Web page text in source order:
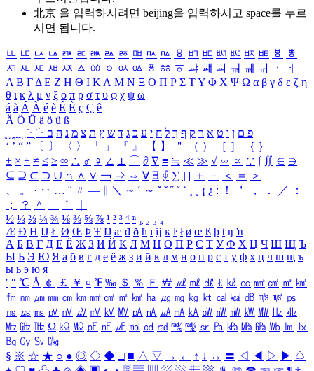
北京 을 입력하시려면 beijing을 입력하시고 space를 누르
시면 됩니다.
ㅥ ㅦ ㅧ ㅨ ㅩ ㅪ ㅫ ㅬ ㅭ ㅮ ㅯ ㅰ ㅱ ㅲ ㅳ ㅴ ㅵ ㅶ ㅷ ㅸ
ㅹ
ㅺ ㅻ ㅼ ㅽ ㅾ ㅿ ㆀ ㆁ ㆂ ㆃ ㆄ ㆅ ㆆ ㆇ ㆈ ㆉ ㆊ ㆋ ㆌ ㆍ
ㆎ
Α Β ΓΔ Ε Ζ Η Θ Ι ΚΛ Μ Ν Ξ Ο Π Ρ Σ ΤΥ Φ Χ Ψ Ω α β γ δ ε ζ η
θ ι κ λ μ ν ξ ο π ρ σ τ υ φ χ ψ ω
á à Á À é è É È ç Ç ê
Ä Ö Ü ä ö ü ß
ִֶֹ ֻּ ׁׂ פ ם ן ו ט א ר ק ף ך ל ח י ע כ ג ד ש ץ ת צ מ נ ה ב
‘ ’ “ ” 〔 〕 〈 〉 「 」 『 』 【 】 ＂ （ ） ［ ］ ｛ ｝
± × ÷ ≠ ≤ ≥ ∞ ∴ ♂ ♀ ∠ ⊥ ⌒ ∂ ∇ ≡ ≒ ≪ ≫ √ ∽ ∝ ∵ ∫ ∬ ∈ ∋
⊆ ⊇ ⊂ ⊃ ∪ ∩ ∧ ∨ ￢ ⇒ ⇔ ∀ ∃ ∮ ∑ ∏ ＋ － ＜ ＝
＞
、
。 · ‥ … ¨ 〃 ― ＼ ∼ ´ ～ ˇ ˘ ˝ ˚ ˙ ¸ ¡ ¿ ː ！ ＇ ， ． ／
：
；
？ ＾ ｀
½ ⅓ ⅔ ¼ ¾ ⅛ ⅜ ⅝ ⅞ ¹ ² ³ ⁴ ⁿ ₁ ₂ ₃ ₄
Æ Ð Ħ Ĳ Ł Ø Œ Þ Ŧ Ŋ æ đ ð ħ ı ĳ ĸ ŀ ł ø œ ß þ ŧ ŋ ŉ
А Б В Г Д Е Ё Ж З И Й К Л М Н О П Р С Т У Ф Х Ц Ч Ш Щ Ъ
Ы Ь Э Ю Я а б в г д е ё ж з и й к л м н о п р с т у ф х ц ч ш щ ъ
ы ь э ю я
′ ″ ℃ Å ￠ ￡ ￥ ¤ ℉ ‰ ＄ ％ Ｆ ￦ ㎕ ㎖ ㎗ ℓ ㎘ ㏄ ㎣ ㎤ ㎥ ㎦
㎙ ㎚ ㎛ ㎜ ㎝ ㎞ ㎟ ㎠ ㎡ ㎢ ㏊ ㎍ ㎎ ㎏ ㏏ ㎈ ㎉ ㏈ ㎧ ㎨ ㎰
㎱ ㎲ ㎳ ㎴ ㎵ ㎶ ㎷ ㎸ ㎹ ㎀ ㎁ ㎂ ㎃ ㎄ ㎺ ㎻ ㎽ ㎾ ㎿ ㎐ ㎑
㎒ ㎓ ㎔ Ω ㏀ ㏁ ㎊ ㎋ ㎌ ㏖ ㏅ ㎭ ㎮ ㎯ ㏛ ㎩ ㎪ ㎫ ㎬ ㏝ ㏐
㏓
㏃ ㏉ ㏜ ㏆
§ ※ ☆ ★ ○ ● ◎ ◇ ◆ □ ■ △ ▽ → ← ↑ ↓ ↔ 〓 ◁ ◀ ▷ ▶ ♤